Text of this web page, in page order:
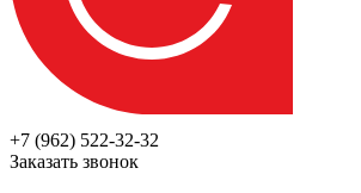
+7 (962) 522-32-32
Заказать звонок